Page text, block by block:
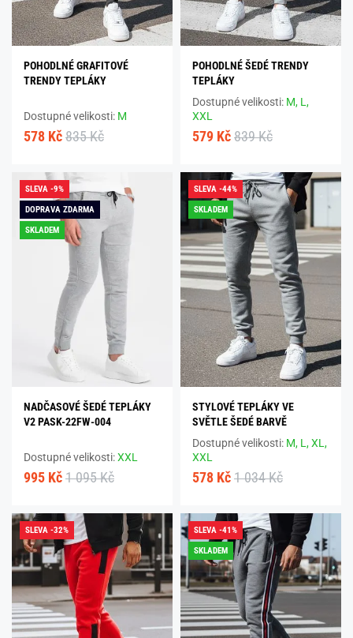
POHODLNÉ GRAFITOVÉ
TRENDY TEPLÁKY
Dostupné velikosti: M
578 Kč 835 Kč
POHODLNÉ ŠEDÉ TRENDY
TEPLÁKY
Dostupné velikosti: M, L,
XXL
579 Kč 839 Kč
SLEVA -9%
DOPRAVA ZDARMA
SKLADEM
NADČASOVÉ ŠEDÉ TEPLÁKY
V2 PASK-22FW-004
Dostupné velikosti:XXL
995 Kč 1 095 Kč
SLEVA -44%
SKLADEM
STYLOVÉ TEPLÁKY VE
SVĚTLE ŠEDÉ BARVĚ
Dostupné velikosti: M, L,XL,
XXL
578 Kč 1 034 Kč
SLEVA -32%
SLEVA -41%
SKLADEM